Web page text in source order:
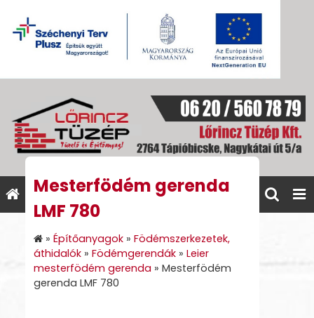
Mesterfödém gerenda
LMF 780
» Építőanyagok » Födémszerkezetek,
áthidalók » Födémgerendák » Leier
mesterfödém gerenda » Mesterfödém
gerenda LMF 780